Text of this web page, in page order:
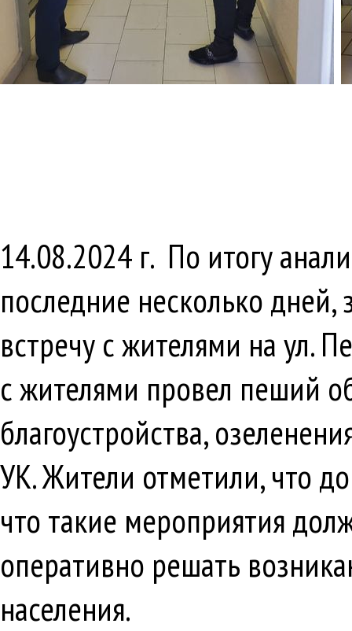
14.08.2024 г. По итогу
последние несколько
встречу с жителями на ул.
с жителями провел пеший
благоустройства,
УК. Жители отметили, что
что такие мероприятия
оперативно решать
населения.